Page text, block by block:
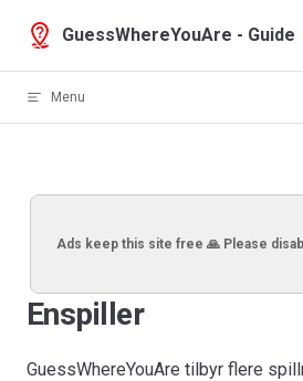
Skip to content
GuessWhereYouAre - Guide
Menu
Ads keep this site free 🙏 Please
Enspiller
GuessWhereYouAre tilbyr flere